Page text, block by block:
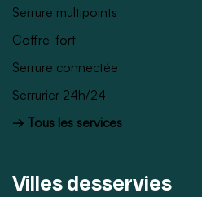
Serrure multipoints
Coffre-fort
Serrure connectée
Serrurier 24h/24
→ Tous les services
Villes desservies